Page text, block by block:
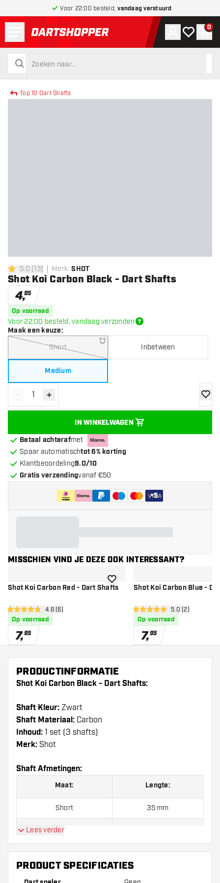
Voor 22:00 besteld,vandaag verstuurd
terug naar home pagina
zoeken
zoeken
Account
Mijn 0
Top 10 Dart Shafts
5 score sterren
5.0 [13] Merk: SHOT
Shot Koi Carbon Black - Dart Shafts
4,95
Op voorraad
Voor 22:00 besteld, vandaag verzonden
Maak een keuze:
Short Inbetween
Medium
Verminder hoeveelheid
- Verhoog hoeveelheid
+
IN WINKELWAGEN
Betaal achterafmet
Spaar automatischtot 6% korting
Klantbeoordeling9.0/10
Gratis verzendingvanaf €50
+5
MISSCHIEN VIND JE DEZE OOK INTERESSANT?
Shot Koi Carbon Red - Dart Shafts
open reviews drawer
4.8 score sterren4.8 (6)
Op voorraad
7,95
toevoegen aan verlanglijst
Shot Koi Carbon Blue -
open reviews
5 score sterren5.0 (2)
Op voorraad
7,95
PRODUCTINFORMATIE
Shot Koi Carbon Black - Dart Shafts:
Shaft Kleur: Zwart
Shaft Materiaal: Carbon
Inhoud: 1 set (3 shafts)
Merk: Shot
Shaft Afmetingen:
Maat: Lengte:
Short 35 mm
Inbetween
Medium 48 mm
Lees verder
PRODUCT SPECIFICATIES